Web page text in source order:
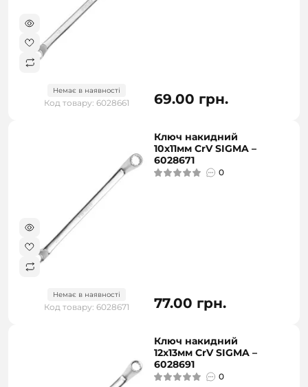
Немає в наявності
Код товару: 6028661 69.00 грн.
Немає в наявності
Код товару: 6028671
Ключ накидний
10х11мм CrV SIGMA –
6028671
0
77.00 грн.
Ключ накидний
12х13мм CrV SIGMA –
6028691
0